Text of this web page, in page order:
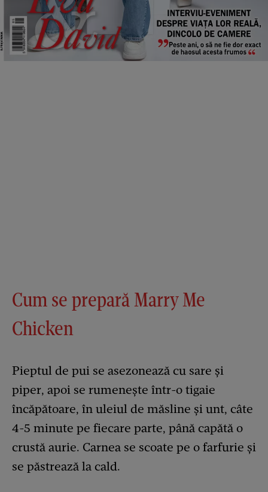
Cum se prepară Marry Me
Chicken
Pieptul de pui se asezonează cu sare și
piper, apoi se rumenește într-o tigaie
încăpătoare, în uleiul de măsline și unt, câte
4-5 minute pe fiecare parte, până capătă o
crustă aurie. Carnea se scoate pe o farfurie și
se păstrează la cald.